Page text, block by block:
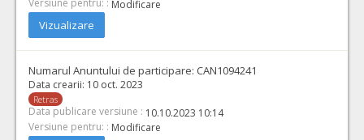
Modificare
Vizualizare
Numarul Anuntului de participare: CAN1094241
Data crearii: 10 oct. 2023
Retras
Data publicare versiune : 10.10.2023 10:14
Versiune pentru: : Modificare